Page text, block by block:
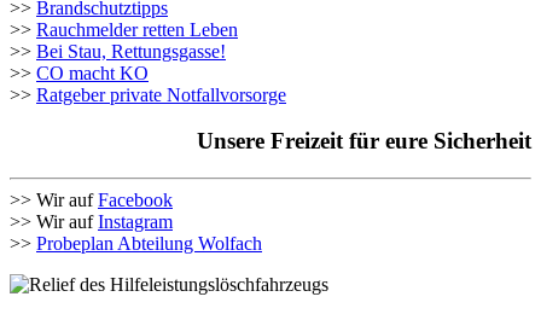
>> Brandschutztipps
>> Rauchmelder retten Leben
>> Bei Stau, Rettungsgasse!
>> CO macht KO
>> Ratgeber private Notfallvorsorge
Unsere Freizeit für eure Sicherheit
>> Wir aufFacebook
>> Wir aufInstagram
>> Probeplan Abteilung Wolfach